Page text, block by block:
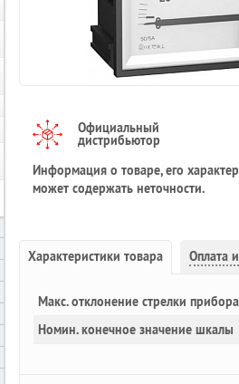
Официальный
дистрибьютор
Информация о товаре, его
может содержать неточности.
Характеристики товара Оплата
Макс. отклонение стрелки прибора
Номин. конечное значение шкалы